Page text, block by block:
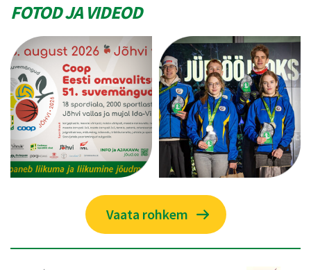
FOTOD JA VIDEOD
Vaata rohkem